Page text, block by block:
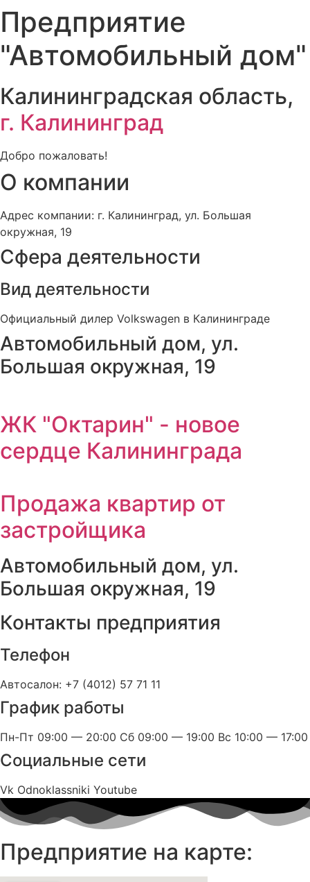
Предприятие
"Автомобильный дом"
Калининградская область,
г. Калининград
Добро пожаловать!
О компании
Адрес компании: г. Калининград, ул. Большая
окружная, 19
Сфера деятельности
Вид деятельности
Официальный дилер Volkswagen в Калининграде
Автомобильный дом, ул.
Большая окружная, 19
ЖК "Октарин" - новое
сердце Калининграда
Продажа квартир от
застройщика
Автомобильный дом, ул.
Большая окружная, 19
Контакты предприятия
Телефон
Автосалон: +7 (4012) 57 71 11
График работы
Пн-Пт 09:00 — 20:00 Сб 09:00 — 19:00 Вс 10:00 — 17:00
Социальные сети
Vk Odnoklassniki Youtube
Предприятие на карте: